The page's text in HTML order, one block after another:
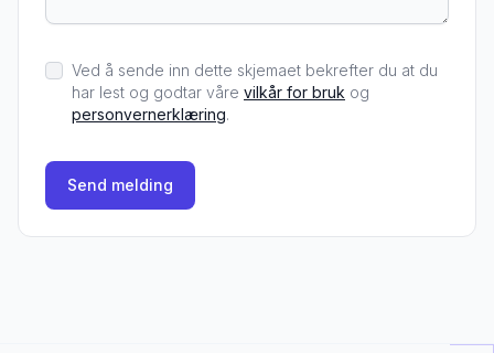
Ved å sende inn dette skjemaet bekrefter du at du
har lest og godtar våre vilkår for bruk og
personvernerklæring.
Send melding